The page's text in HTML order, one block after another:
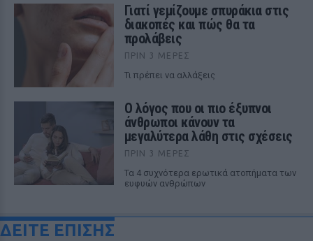
Γιατί γεμίζουμε σπυράκια στις
διακοπές και πώς θα τα
προλάβεις
ΠΡΙΝ 3 ΜΈΡΕΣ
Τι πρέπει να αλλάξεις
Ο λόγος που οι πιο έξυπνοι
άνθρωποι κάνουν τα
μεγαλύτερα λάθη στις σχέσεις
ΠΡΙΝ 3 ΜΈΡΕΣ
Τα 4 συχνότερα ερωτικά ατοπήματα των
ευφυών ανθρώπων
ΔΕΙΤΕ ΕΠΙΣΗΣ